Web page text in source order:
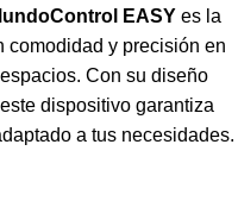
EASY es la
comodidad y precisión en
Con su diseño
dispositivo garantiza
a tus necesidades.